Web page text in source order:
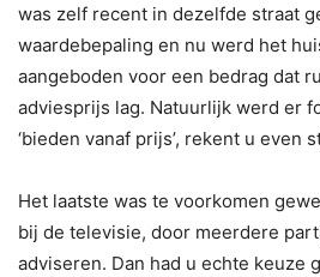
was zelf recent in dezelfde straat
waardebepaling en nu werd het
aangeboden voor een bedrag dat
adviesprijs lag. Natuurlijk werd er
‘bieden vanaf prijs’, rekent u even
Het laatste was te voorkomen
bij de televisie, door meerdere
adviseren. Dan had u echte keuze